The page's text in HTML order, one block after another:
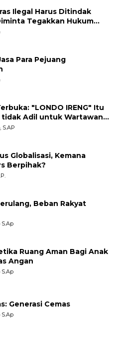
Ilegal Harus Ditindak
Tegakkan Hukum
Bulu
Para Pejuang
"LONDO IRENG" Itu
LSM
S.AP
Globalisasi, Kemana
Berpihak?
Beban Rakyat
Ruang Aman Bagi Anak
Angan
Generasi Cemas